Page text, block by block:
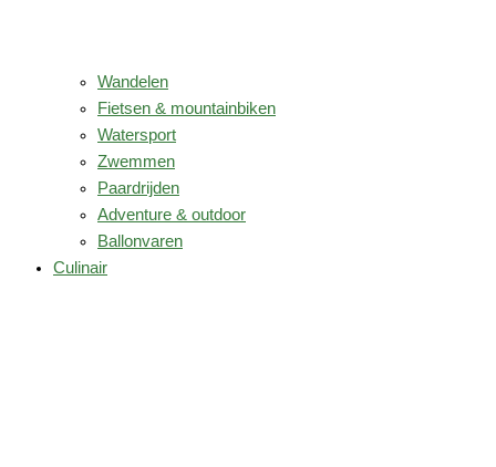
Wandelen
Fietsen & mountainbiken
Watersport
Zwemmen
Paardrijden
Adventure & outdoor
Ballonvaren
Culinair